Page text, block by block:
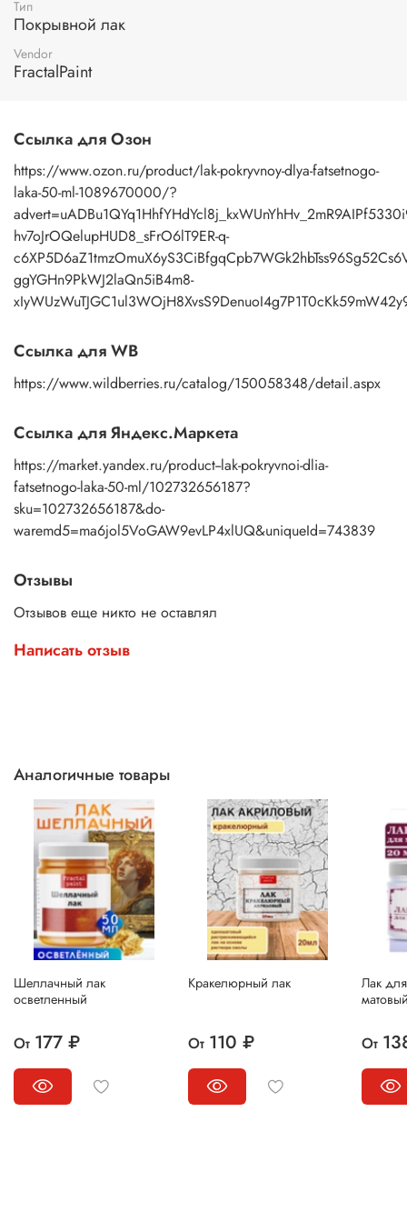
мл. Закажите его прямо сейчас и начните творить
удивительные произведения искусства!
Тип
Покрывной лак
Vendor
FractalPaint
Ссылка для Озон
https://www.ozon.ru/product/lak-pokryvnoy-dlya-fatsetnogo-
laka-50-ml-1089670000/?
hv7oJrOQelupHUD8_sFrO6lT9ER-q-
ggYGHn9PkWJ2laQn5iB4m8-
Ссылка для WB
https://www.wildberries.ru/catalog/150058348/detail.aspx
Ссылка для Яндекс.Маркета
https://market.yandex.ru/product--lak-pokryvnoi-dlia-
fatsetnogo-laka-50-ml/102732656187?
sku=102732656187&do-
waremd5=ma6jol5VoGAW9evLP4xlUQ&uniqueId=743839
Отзывы
Отзывов еще никто не оставлял
Написать отзыв
Аналогичные товары
Шеллачный лак
осветленный
От 177 ₽
Кракелюрный лак
От 110 ₽
Лак
От